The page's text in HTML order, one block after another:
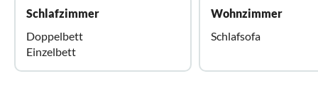
Schlafzimmer
Doppelbett
Einzelbett
Wohnzimmer
Schlafsofa